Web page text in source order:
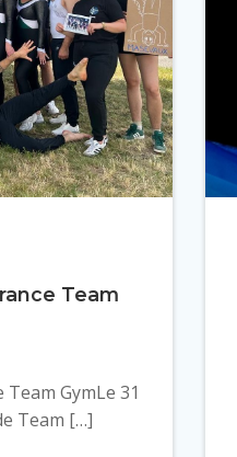
Team
GymLe 31
Team […]